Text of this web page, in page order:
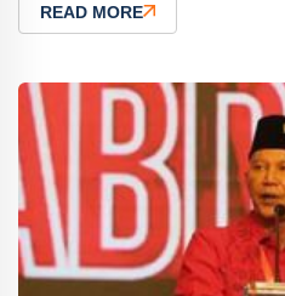
READ MORE